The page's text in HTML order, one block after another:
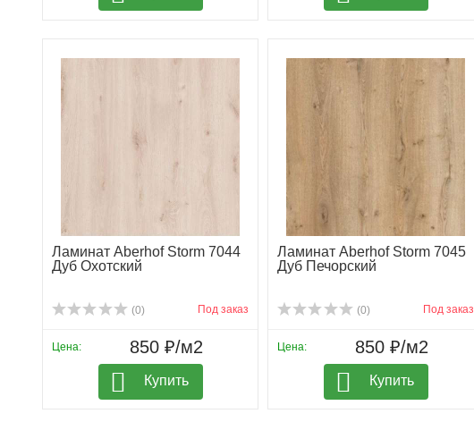
Ламинат Aberhof Storm 7044
Дуб Охотский
(0) Под заказ
Цена: 850 ₽/м2
Купить
Ламинат Aberhof Storm 7045
Дуб Печорский
(0) Под заказ
Цена: 850 ₽/м2
Купить